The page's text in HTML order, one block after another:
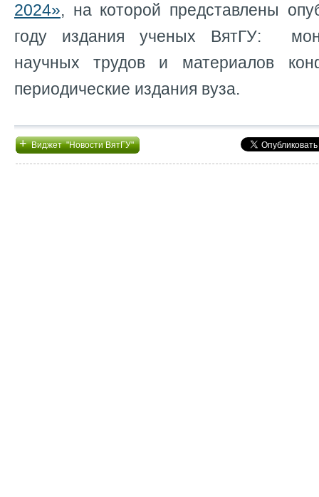
2024», на которой представлены
году издания ученых ВятГУ:
научных трудов и материалов
периодические издания вуза.
+Виджет "Новости ВятГУ"